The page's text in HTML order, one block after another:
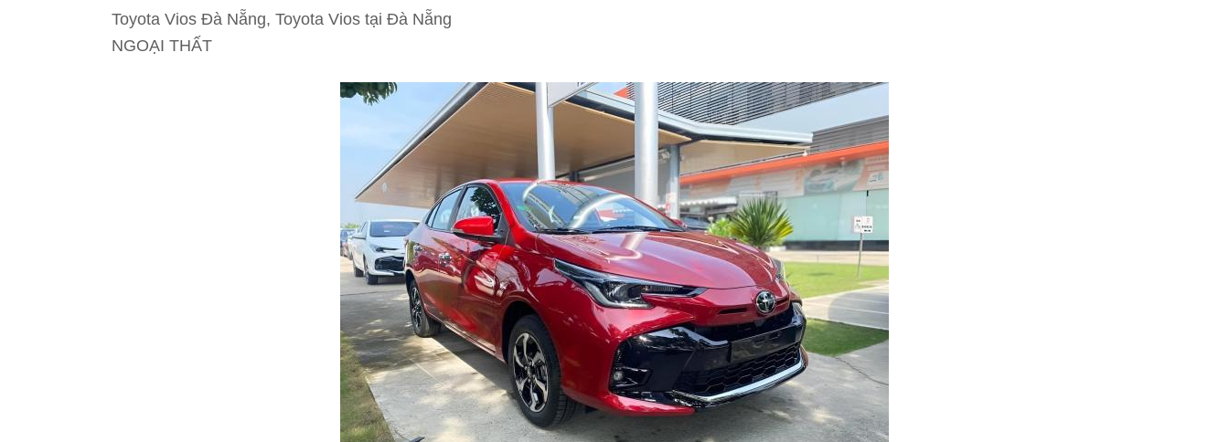
Toyota Vios Đà Nẵng, Toyota Vios tại Đà Nẵng
NGOẠI THẤT